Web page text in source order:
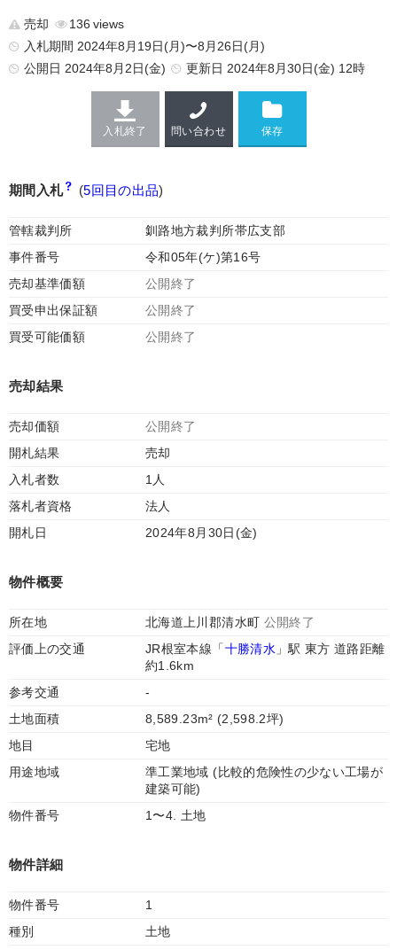
売却
136
入札期間 2024年8月19日(月)〜8月26日(月)
公開日 2024年8月2日(金) 更新日 2024年8月30日(金) 12時
入札終了 問い合わせ
期間入札 (5回目の出品)
管轄裁判所
釧路地方裁判所帯広支部
事件番号
令和05年(ケ)第16号
売却基準価額
公開終了
買受申出保証額
公開終了
買受可能価額
公開終了
売却結果
売却価額
公開終了
開札結果
売却
入札者数
1人
落札者資格
法人
開札日
2024年8月30日(金)
物件概要
所在地 北海道上川郡清水町 公開終了
評価上の交通
JR根室本線「十勝清水 」駅 東方 道路距離
約1.6km
参考交通
-
土地面積
8,589.23m² (2,598.2坪)
地目
宅地
用途地域
準工業地域 (比較的危険性の少ない工場が
建築可能)
物件番号
1〜4. 土地
物件詳細
物件番号
1
種別
土地